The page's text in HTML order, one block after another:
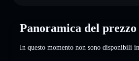
Panoramica del
In questo momento non sono disponibili